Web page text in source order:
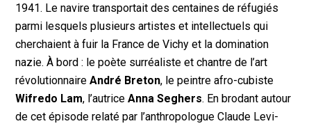
1941. Le navire transportait des centaines de réfugiés
parmi lesquels plusieurs artistes et intellectuels qui
cherchaient à fuir la France de Vichy et la domination
nazie. À bord : le poète surréaliste et chantre de l’art
révolutionnaireAndré Breton, le peintre afro-cubiste
Wifredo Lam, l’autriceAnna Seghers. En brodant autour
de cet épisode relaté par l’anthropologue Claude Levi-